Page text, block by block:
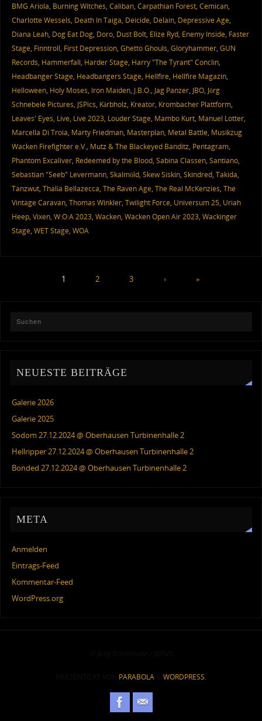
BMG Ariola, Burning Witches, Caliban, Carpathian Forest, Cemican,
Charlotte Wessels, Death In Taiga, Deicide, Delain, Depressive Age,
Diana Leah, Dog Eat Dog, Doro, Dust Bolt, Elize Ryd, Enemy Inside, Faster
Stage, Finntroll, First Depression, Ghetto Ghouls, Gloryhammer, GUN
Records, Hammerfall, Harder Stage, Harry "The Tyrant" Conclin,
Headbanger Stage, Headbangers Stage, Hellfire, Hellfire Magazin,
Helloween, Holy Moses, Iron Maiden, J.B.O., Jag Panzer, JBO, Jörg
Schnebele Pictures, JSPics, Kärbholz, Kreator, Krombacher Plattform,
Leaves' Eyes, Live, Live 2023, Louder Stage, Mambo Kurt, Manuel Lotter,
Marcella Di Troia, Marty Friedman, Masterplan, Metal Battle, Musikzug
Wacken Firefighter e.V., Mutz & The Blackeyed Banditz, Pentagram,
Phantom Excaliver, Redeemed by the Blood, Sabina Classen, Santiano,
Sebastian "Seeb" Levermann, Skalmöld, Skew Siskin, Skindred, Takida,
Tanzwut, Thalìa Bellazecca, The Raven Age, The Real McKenzies, The
Vintage Caravan, Thomas Winkler, Twilight Force, Universum 25, Uriah
Heep, Vixen, W:O:A 2023, Wacken, Wacken Open Air 2023, Wackinger
Stage, WET Stage, WOA
1 2 3 › »
NEUESTE BEITRÄGE
Galerie 2026
Galerie 2025
Sodom 27.12.2024 @ Oberhausen Turbinenhalle 2
Hellripper 27.12.2024 @ Oberhausen Turbinenhalle 2
Bonded 27.12.2024 @ Oberhausen Turbinenhalle 2
META
Anmelden
Eintrags-Feed
Kommentar-Feed
WordPress.org
PARABOLA WORDPRESS.